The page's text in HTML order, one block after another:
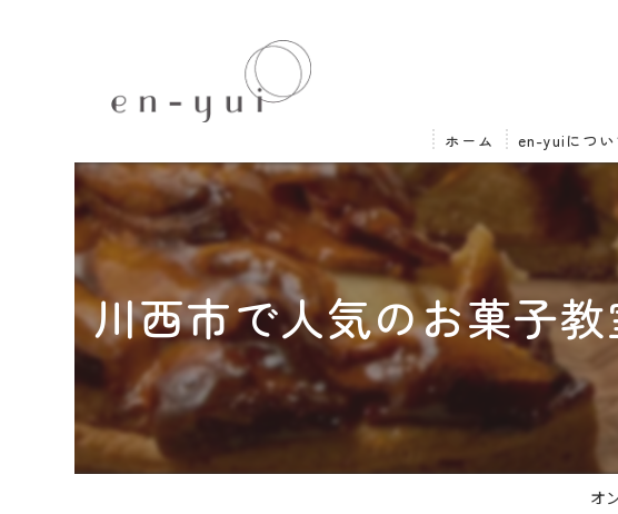
ホーム en-yuiについ
川西市で人気のお菓子
オ